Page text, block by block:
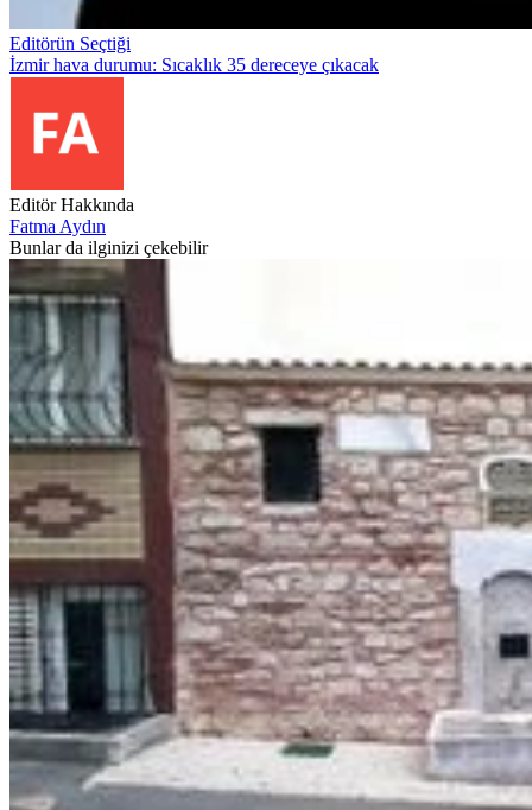
Editörün Seçtiği
İzmir hava durumu: Sıcaklık 35 dereceye çıkacak
Editör Hakkında
Fatma Aydın
Bunlar da ilginizi çekebilir